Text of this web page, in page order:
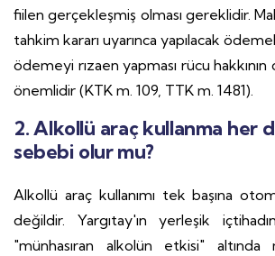
fiilen gerçekleşmiş olması gereklidir.
tahkim kararı uyarınca yapılacak
ödemeyi rızaen yapması rücu hakkının
önemlidir (KTK m. 109, TTK m. 1481).
2. Alkollü araç kullanma her
sebebi olur mu?
Alkollü araç kullanımı tek başına
değildir. Yargıtay'ın yerleşik
"münhasıran alkolün etkisi" altında